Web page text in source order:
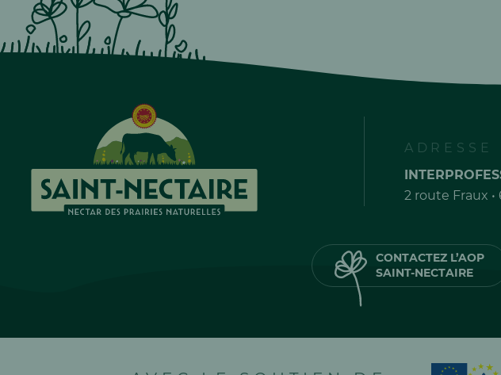
ADRESSE
2 route Fraux
CONTACTEZ L’AOP
SAINT-NECTAIRE